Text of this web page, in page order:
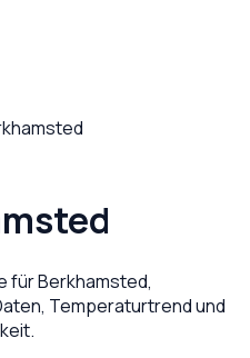
fürBerkhamsted,
Temperaturtrend und